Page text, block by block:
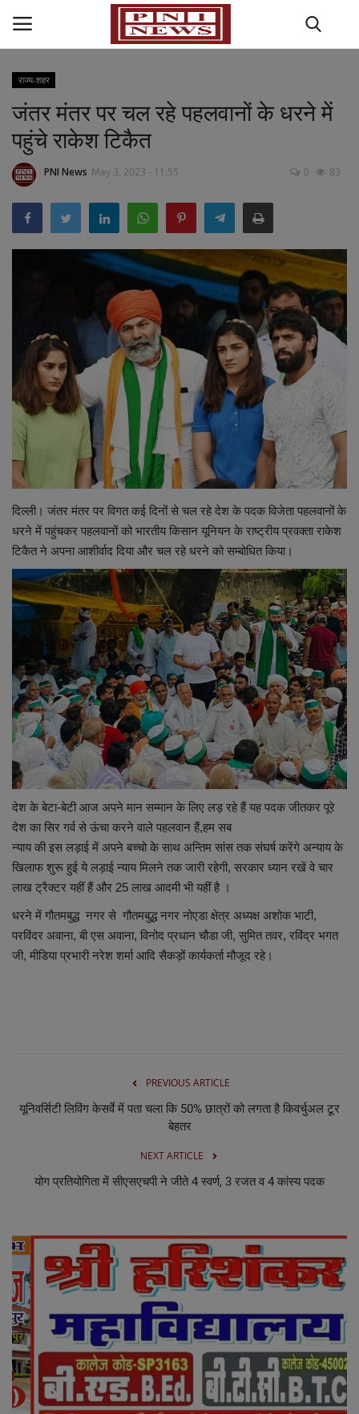
Home
राज्य-शहर
राजनीति
अपराध
खेल जगत
शिक्षा
राष्ट्रीय
स्वास्थ्य
व्यापार
रोजगार
NEWS
वीडियो
टेक वर्ल्ड
लाइफस्टाइल
Our Team
Contact us :
About us
Advertise with us
E-Paper
राज्य-शहर
जंतर मंतर पर चल रहे पहलवानों के धरने में
पहुंचे राकेश टिकैत
PNI News May 3, 2023 - 11:55 0 83
दिल्ली। जंतर मंतर पर विगत कई दिनों से चल रहे देश के पदक विजेता पहलवानों के
धरने में पहुंचकर पहलवानों को भारतीय किसान यूनियन के राष्ट्रीय प्रवक्ता राकेश
टिकैत ने अपना आशीर्वाद दिया और चल रहे धरने को सम्बोधित किया।
देश के बेटा-बेटी आज अपने मान सम्मान के लिए लड़ रहे हैं यह पदक जीतकर पूरे
देश का सिर गर्व से ऊंचा करने वाले पहलवान हैं,हम सब
न्याय की इस लड़ाई में अपने बच्चो के साथ अन्तिम सांस तक संघर्ष करेंगे अन्याय के
खिलाफ शुरू हुई ये लड़ाई न्याय मिलने तक जारी रहेगी, सरकार ध्यान रखें वे चार
लाख ट्रैक्टर यहीं हैं और 25 लाख आदमी भी यहीं है ।
धरने में गौतमबुद्ध नगर से गौतमबुद्ध नगर नोएडा क्षेत्र अध्यक्ष अशोक भाटी,
परविंदर अवाना, बी एस अवाना, विनोद प्रधान चौडा जी, सुमित तवर, रविंद्र भगत
जी, मीडिया प्रभारी नरेश शर्मा आदि सैकड़ों कार्यकर्ता मौजूद रहे।
PREVIOUS ARTICLE
यूनिवर्सिटी लिविंग केसर्वे में पता चला कि 50% छात्रों को लगता है किवर्चुअल टूर
बेहतर
NEXT ARTICLE
योग प्रतियोगिता में सीएसएचपी ने जीते 4 स्वर्ण, 3 रजत व 4 कांस्य पदक